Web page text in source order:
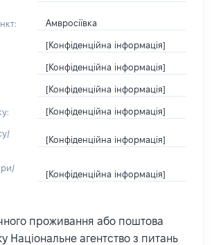
Амвросіївка
[Конфіденційна інформація]
[Конфіденційна інформація]
[Конфіденційна інформація]
[Конфіденційна інформація]
[Конфіденційна інформація]
[Конфіденційна інформація]
проживання або поштова
Національне агентство з питань